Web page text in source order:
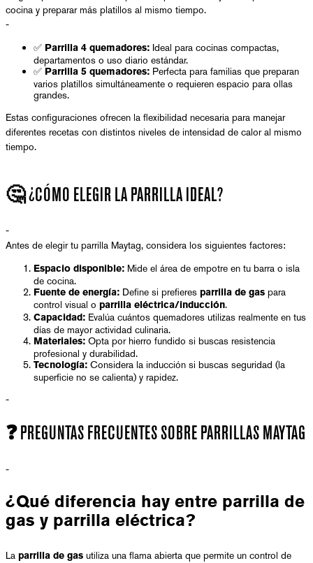
cocina y preparar más platillos al mismo tiempo.
-
✅ Parrilla 4 quemadores: Ideal para cocinas compactas,
departamentos o uso diario estándar.
✅ Parrilla 5 quemadores: Perfecta para familias que preparan
varios platillos simultáneamente o requieren espacio para ollas
grandes.
Estas configuraciones ofrecen la flexibilidad necesaria para manejar
diferentes recetas con distintos niveles de intensidad de calor al mismo
tiempo.
🤔 ¿CÓMO ELEGIR LA PARRILLA IDEAL?
-
Antes de elegir tu parrilla Maytag, considera los siguientes factores:
Espacio disponible: Mide el área de empotre en tu barra o isla
de cocina.
Fuente de energía: Define si prefieres parrilla de gas para
control visual o parrilla eléctrica/inducción.
Capacidad: Evalúa cuántos quemadores utilizas realmente en tus
días de mayor actividad culinaria.
Materiales: Opta por hierro fundido si buscas resistencia
profesional y durabilidad.
Tecnología: Considera la inducción si buscas seguridad (la
superficie no se calienta) y rapidez.
-
❓ PREGUNTAS FRECUENTES SOBRE PARRILLAS MAYTAG
-
¿Qué diferencia hay entre parrilla de
gas y parrilla eléctrica?
La parrilla de gas utiliza una flama abierta que permite un control de